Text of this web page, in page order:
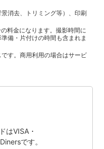
消去、トリミング等）、印刷
料金になります。撮影時間に
備・片付けの時間も含まれま
す。商用利用の場合はサービ
はVISA・
です。